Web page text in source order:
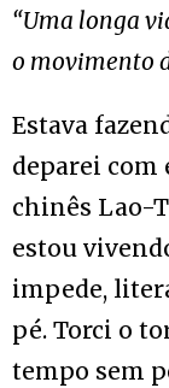
“Uma longa
o movimento
Estava
deparei com
chinês Lao-
estou
impede,
pé. Torci o
tempo sem